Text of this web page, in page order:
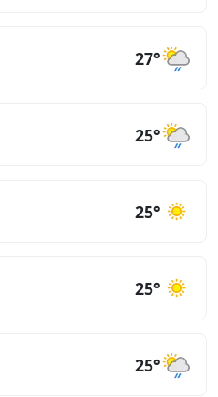
27°
25°
25°
25°
25°